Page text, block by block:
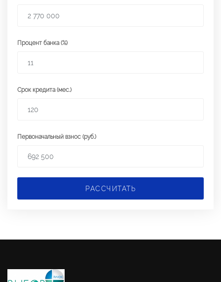
Процент банка (%)
Срок кредита (мес.)
Первоначальный взнос (руб.)
РАССЧИТАТЬ